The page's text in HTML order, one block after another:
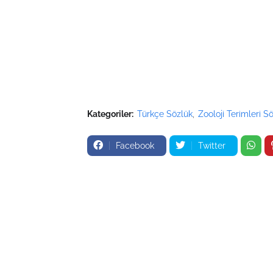
Kategoriler: Türkçe Sözlük Zooloji Terimleri
Facebook Twitter